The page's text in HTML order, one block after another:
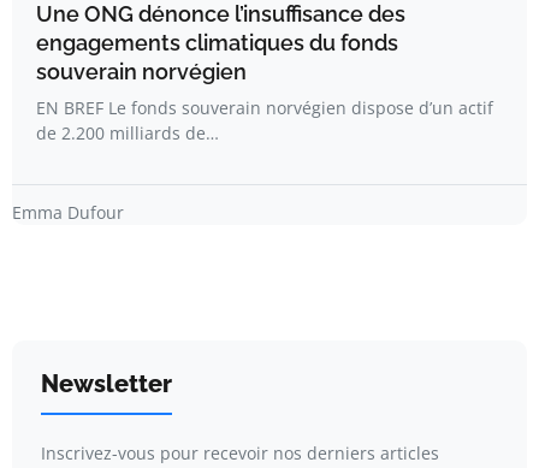
Une ONG dénonce l’insuffisance des
engagements climatiques du fonds
souverain norvégien
EN BREF Le fonds souverain norvégien dispose d’un actif
de 2.200 milliards de…
Emma Dufour
Newsletter
Inscrivez-vous pour recevoir nos derniers articles